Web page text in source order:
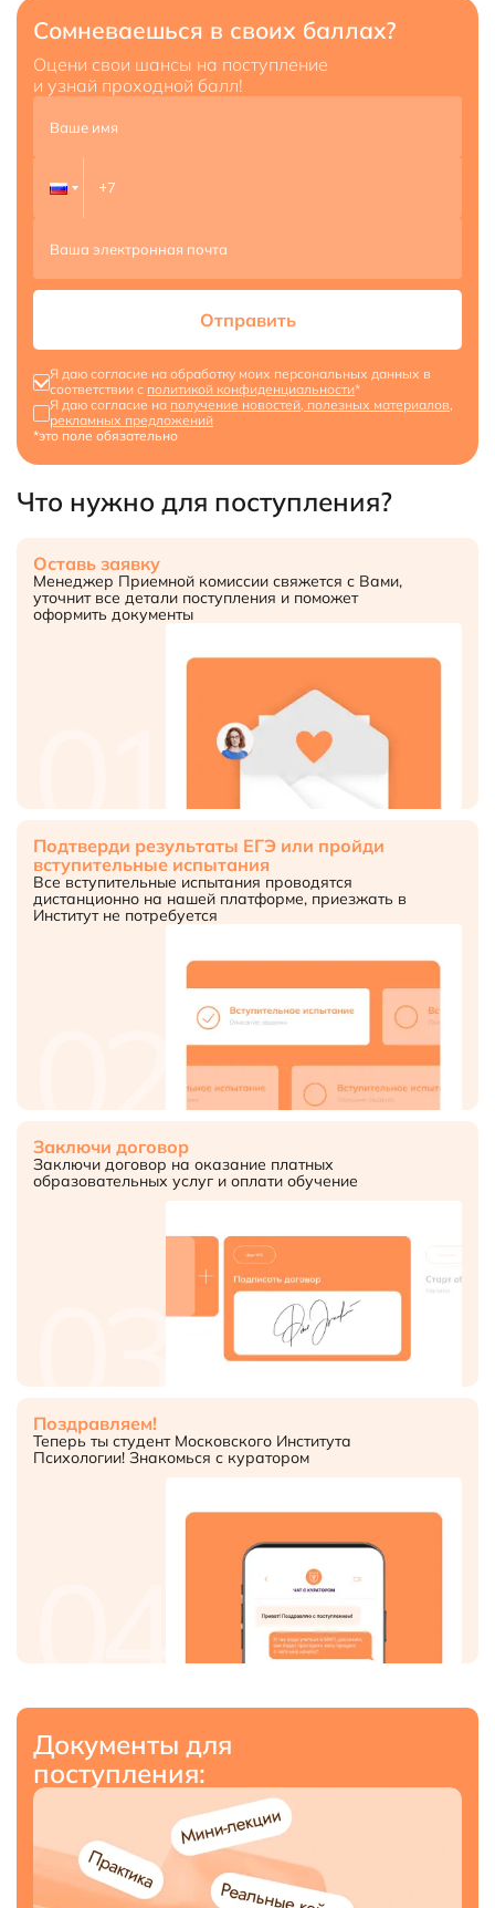
Сомневаешься в своих баллах?
Оцени свои шансы на поступление
и узнай проходной балл!
Отправить
Я даю согласие на обработку моих персональных данных в
соответствии с политикой конфиденциальности*
Я даю согласие на получение новостей, полезных материалов,
рекламных предложений
*это поле обязательно
Что нужно для поступления?
Оставь заявку
Менеджер Приемной комиссии свяжется с Вами,
уточнит все детали поступления и поможет
оформить документы
Подтверди результаты ЕГЭ или пройди
вступительные испытания
Все вступительные испытания проводятся
дистанционно на нашей платформе, приезжать в
Институт не потребуется
Заключи договор
Заключи договор на оказание платных
образовательных услуг и оплати обучение
Поздравляем!
Теперь ты студент Московского Института
Психологии! Знакомься с куратором
Документы для
поступления: